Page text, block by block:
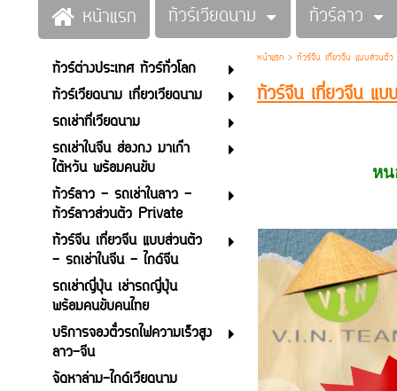
หน้าแรก ทัวร์เวียดนาม ทัวร์ลาว
ทัวร์ต่างประเทศ ทัวร์ทั่วโลก
ทัวร์เวียดนาม เที่ยวเวียดนาม
รถเช่าที่เวียดนาม
รถเช่าในจีน ฮ่องกง มาเก๊า
ไต้หวัน พร้อมคนขับ
ทัวร์ลาว - รถเช่าในลาว -
ทัวร์ลาวส่วนตัว Private
ทัวร์จีน เที่ยวจีน แบบส่วนตัว
- รถเช่าในจีน - ไกด์จีน
รถเช่าญี่ปุ่น เช่ารถญี่ปุ่น
พร้อมคนขับคนไทย
บริการจองตั๋วรถไฟความเร็วสูง
ลาว-จีน
จัดหาล่าม-ไกด์เวียดนาม
หน้าแรก > ทัวร์จีน เที่ยวจีน แบบส่วนตั
ทัวร์จีน เที่ยวจีน แ
หน